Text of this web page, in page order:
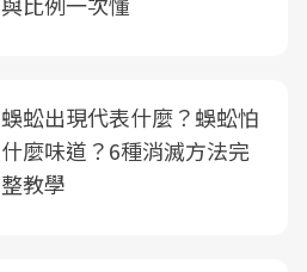
蜈蚣出現代表什麼？蜈蚣怕
什麼味道？6種消滅方法完
整教學